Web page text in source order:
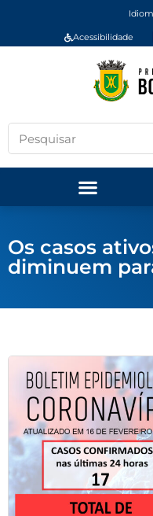
Acessibilidade
Os casos
diminuem